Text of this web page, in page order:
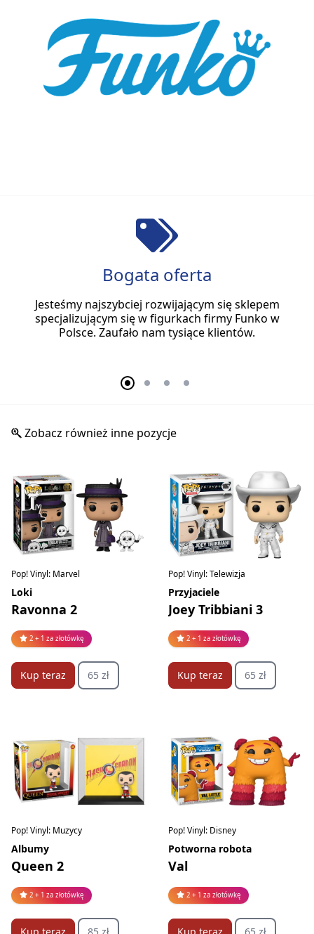
Bogata oferta
Jesteśmy najszybciej rozwijającym się sklepem
specjalizującym się w figurkach firmy Funko w
Polsce. Zaufało nam tysiące klientów.
Zobacz również inne pozycje
Pop! Vinyl: Marvel
Loki
Ravonna 2
2 + 1 za złotówkę
Kup teraz 65 zł
Pop! Vinyl: Telewizja
Przyjaciele
Joey Tribbiani 3
2 + 1 za złotówkę
Kup teraz 65 zł
Pop! Vinyl: Muzycy
Albumy
Queen 2
2 + 1 za złotówkę
Pop! Vinyl: Disney
Potworna robota
Val
2 + 1 za złotówkę